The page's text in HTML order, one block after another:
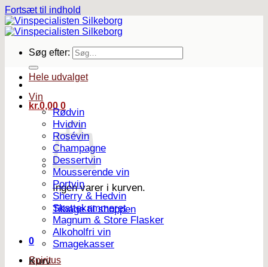
Fortsæt til indhold
Søg efter:
kr.0,00 0
Ingen varer i kurven.
Tilbage til shoppen
0
Kurv
Hele udvalget
Vin
Rødvin
Hvidvin
Rosévin
Champagne
Dessertvin
Mousserende vin
Portvin
Sherry & Hedvin
Skattekammeret
Magnum & Store Flasker
Alkoholfri vin
Smagekasser
Spiritus